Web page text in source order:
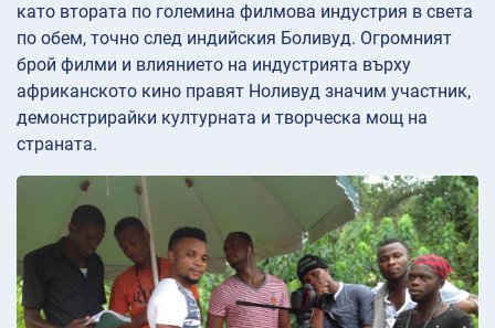
като втората по големина филмова индустрия в света
по обем, точно след индийския Боливуд. Огромният
брой филми и влиянието на индустрията върху
африканското кино правят Ноливуд значим участник,
демонстрирайки културната и творческа мощ на
страната.